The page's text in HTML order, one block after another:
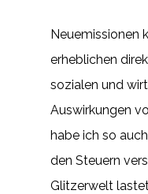
Neuemissionen
erheblichen
sozialen und
Auswirkungen
habe ich so
den Steuern
Glitzerwelt